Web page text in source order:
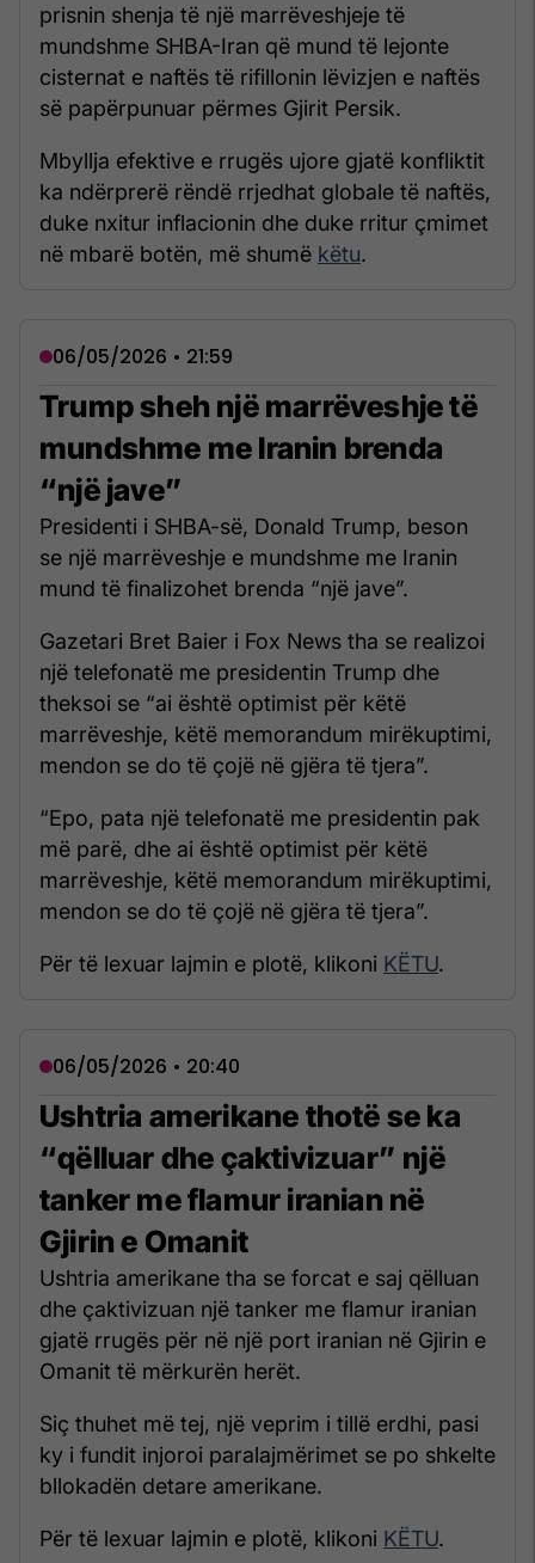
prisnin shenja të një marrëveshjeje të
mundshme SHBA-Iran që mund të lejonte
cisternat e naftës të rifillonin lëvizjen e naftës
së papërpunuar përmes Gjirit Persik.
Mbyllja efektive e rrugës ujore gjatë konfliktit
ka ndërprerë rëndë rrjedhat globale të naftës,
duke nxitur inflacionin dhe duke rritur çmimet
në mbarë botën, më shumë këtu.
06/05/2026 • 21:59
Trump sheh një marrëveshje të
mundshme me Iranin brenda
“një jave”
Presidenti i SHBA-së, Donald Trump, beson
se një marrëveshje e mundshme me Iranin
mund të finalizohet brenda “një jave”.
Gazetari Bret Baier i Fox News tha se realizoi
një telefonatë me presidentin Trump dhe
theksoi se “ai është optimist për këtë
marrëveshje, këtë memorandum mirëkuptimi,
mendon se do të çojë në gjëra të tjera”.
“Epo, pata një telefonatë me presidentin pak
më parë, dhe ai është optimist për këtë
marrëveshje, këtë memorandum mirëkuptimi,
mendon se do të çojë në gjëra të tjera”.
Për të lexuar lajmin e plotë, klikoni KËTU.
06/05/2026 • 20:40
Ushtria amerikane thotë se ka
“qëlluar dhe çaktivizuar” një
tanker me flamur iranian në
Gjirin e Omanit
Ushtria amerikane tha se forcat e saj qëlluan
dhe çaktivizuan një tanker me flamur iranian
gjatë rrugës për në një port iranian në Gjirin e
Omanit të mërkurën herët.
Siç thuhet më tej, një veprim i tillë erdhi, pasi
ky i fundit injoroi paralajmërimet se po shkelte
bllokadën detare amerikane.
Për të lexuar lajmin e plotë, klikoni KËTU.